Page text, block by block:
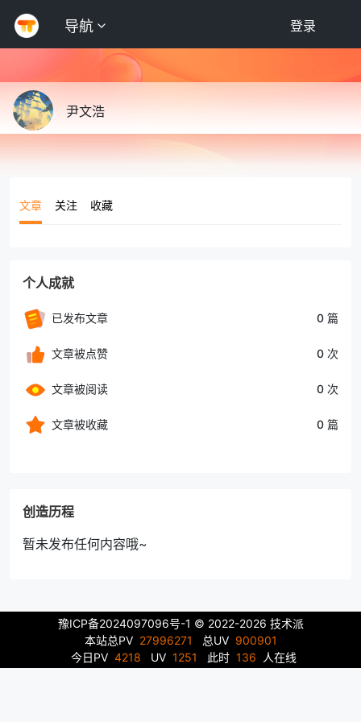
导航 登录
尹文浩
文章 关注 收藏
个人成就
已发布文章 0 篇
文章被点赞 0 次
文章被阅读 0 次
文章被收藏 0 篇
创造历程
暂未发布任何内容哦~
豫ICP备2024097096号-1 © 2022-2026 技术派
本站总PV 27996271 总UV 900901
今日PV 4218 UV 1251 此时 136 人在线